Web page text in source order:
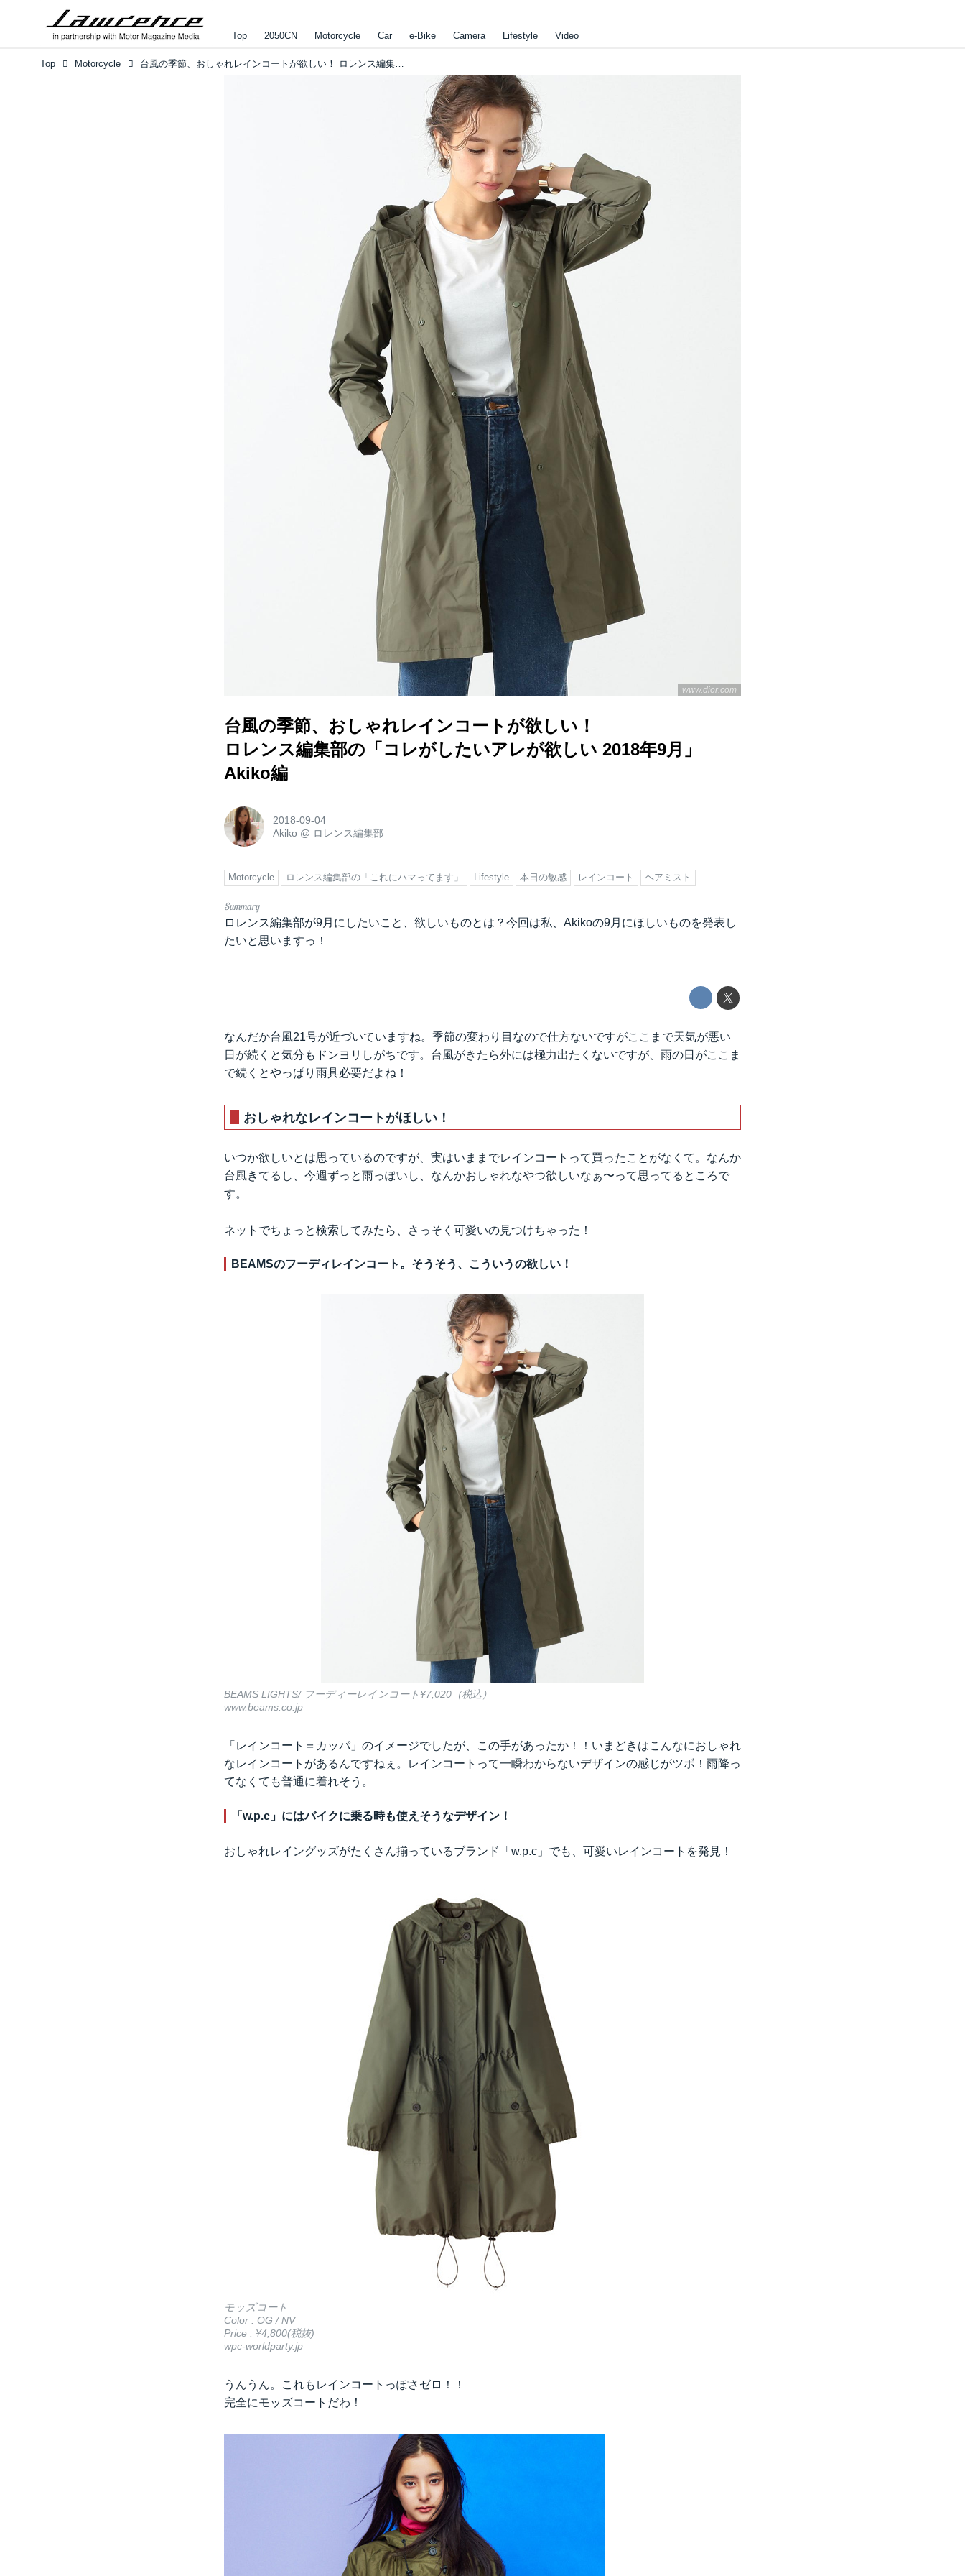
Top 2050CN Motorcycle Car e-Bike Camera Lifestyle Video
Top Motorcycle 台風の季節、おしゃれレインコートが欲しい！ ロレンス編集部の「コレがしたいアレが欲しい 2018年9月」Akiko編
www.dior.com
台風の季節、おしゃれレインコートが欲しい！
ロレンス編集部の「コレがしたいアレが欲しい 2018年9月」
Akiko編
2018-09-04
Akiko @ ロレンス編集部
Motorcycle ロレンス編集部の「これにハマってます」 Lifestyle 本日の敏感 レインコート ヘアミスト
ロレンス編集部が9月にしたいこと、欲しいものとは？今回は私、Akikoの9月にほしいものを発表し
たいと思いますっ！
なんだか台風21号が近づいていますね。季節の変わり目なので仕方ないですがここまで天気が悪い
日が続くと気分もドンヨリしがちです。台風がきたら外には極力出たくないですが、雨の日がここま
で続くとやっぱり雨具必要だよね！
おしゃれなレインコートがほしい！
いつか欲しいとは思っているのですが、実はいままでレインコートって買ったことがなくて。なんか
台風きてるし、今週ずっと雨っぽいし、なんかおしゃれなやつ欲しいなぁ〜って思ってるところで
す。
ネットでちょっと検索してみたら、さっそく可愛いの見つけちゃった！
BEAMSのフーディレインコート。そうそう、こういうの欲しい！
BEAMS LIGHTS/ フーディーレインコート¥7,020（税込）
www.beams.co.jp
「レインコート＝カッパ」のイメージでしたが、この手があったか！！いまどきはこんなにおしゃれ
なレインコートがあるんですねぇ。レインコートって一瞬わからないデザインの感じがツボ！雨降っ
てなくても普通に着れそう。
「w.p.c」にはバイクに乗る時も使えそうなデザイン！
おしゃれレイングッズがたくさん揃っているブランド「w.p.c」でも、可愛いレインコートを発見！
モッズコート
Color : OG / NV
Price : ¥4,800(税抜)
wpc-worldparty.jp
うんうん。これもレインコートっぽさゼロ！！
完全にモッズコートだわ！